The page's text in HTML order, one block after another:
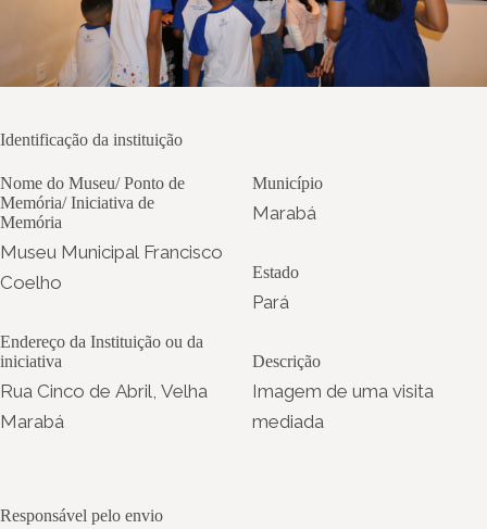
Identificação da instituição
Nome do Museu/ Ponto de
Memória/ Iniciativa de
Memória
Museu Municipal Francisco
Coelho
Endereço da Instituição ou da
iniciativa
Rua Cinco de Abril, Velha
Marabá
Município
Marabá
Estado
Pará
Descrição
Imagem de uma visita
mediada
Responsável pelo envio